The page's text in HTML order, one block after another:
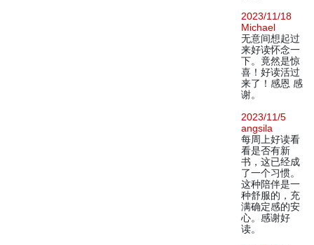
2023/11/18
Michael
无意间想起过
来好读怀念一
下。竟然是惊
喜！好读活过
来了！感恩 感
谢。
2023/11/5
angsila
每周上好读看
看是否有新
书，这已经成
了一个习惯。
这种陪伴是一
种舒服的，充
满确定感的安
心。感谢好
读。